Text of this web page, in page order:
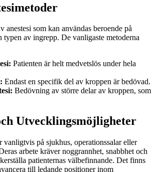
anestesi som kan användas beroende på
typen av ingrepp. De vanligaste metoderna
Patienten är helt medvetslös under hela
Endast en specifik del av kroppen är bedövad.
Bedövning av större delar av kroppen, som
Utvecklingsmöjligheter
vanligtvis på sjukhus, operationssalar eller
arbete kräver noggrannhet, snabbhet och
patienternas välbefinnande. Det finns
till ledande positioner inom